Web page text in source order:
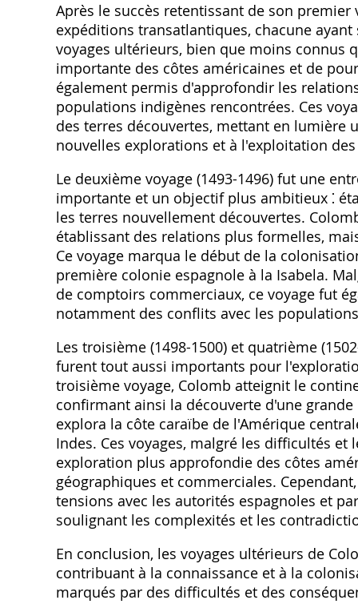
Après le succès retentissant de son
expéditions transatlantiques, chacune
voyages ultérieurs, bien que moins connus
importante des côtes américaines et de
également permis d'approfondir les
populations indigènes rencontrées. Ces
des terres découvertes, mettant en lumière
nouvelles explorations et à l'exploitation
Le deuxième voyage (1493-1496) fut une
importante et un objectif plus ambitieux ⁚
les terres nouvellement découvertes.
établissant des relations plus formelles,
Ce voyage marqua le début de la
première colonie espagnole à la Isabela.
de comptoirs commerciaux, ce voyage fut
notamment des conflits avec les
Les troisième (1498-1500) et quatrième
furent tout aussi importants pour
troisième voyage, Colomb atteignit le
confirmant ainsi la découverte d'une
explora la côte caraïbe de l'Amérique
Indes. Ces voyages, malgré les difficultés
exploration plus approfondie des côtes
géographiques et commerciales.
tensions avec les autorités espagnoles et
soulignant les complexités et les
En conclusion, les voyages ultérieurs de
contribuant à la connaissance et à la
marqués par des difficultés et des